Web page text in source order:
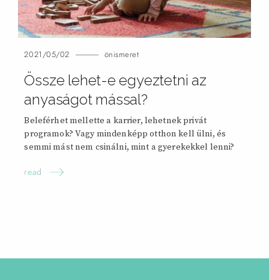
2021/05/02 önismeret
Össze lehet-e egyeztetni az
anyaságot mással?
Beleférhet mellette a karrier, lehetnek privát
programok? Vagy mindenképp otthon kell ülni, és
semmi mást nem csinálni, mint a gyerekekkel lenni?
read